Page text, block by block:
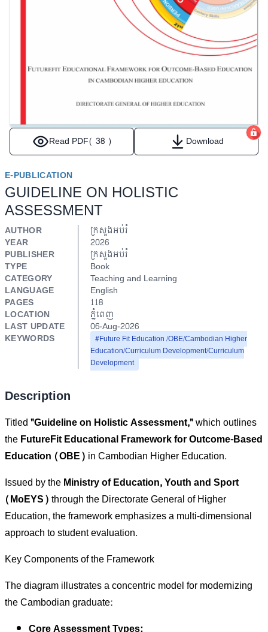
Read PDF( 38 ) Download
E-PUBLICATION
GUIDELINE ON HOLISTIC
ASSESSMENT
AUTHOR
ក្រសួងអប់រំ
YEAR
2026
PUBLISHER
ក្រសួងអប់រំ
TYPE
Book
CATEGORY
Teaching and Learning
LANGUAGE
English
PAGES
118
LOCATION
ភ្នំពេញ
LAST UPDATE
06-Aug-2026
KEYWORDS
#Future Fit Education /OBE/Cambodian Higher
Education/Curriculum Development/Curriculum
Development
Description
Titled"Guideline on Holistic Assessment,"which outlines
theFutureFit Educational Framework for Outcome-Based
Education (OBE) in Cambodian Higher Education.
Issued by theMinistry of Education, Youth and Sport
(MoEYS)through the Directorate General of Higher
Education, the framework emphasizes a multi-dimensional
approach to student evaluation.
Key Components of the Framework
The diagram illustrates a concentric model for modernizing
the Cambodian graduate: